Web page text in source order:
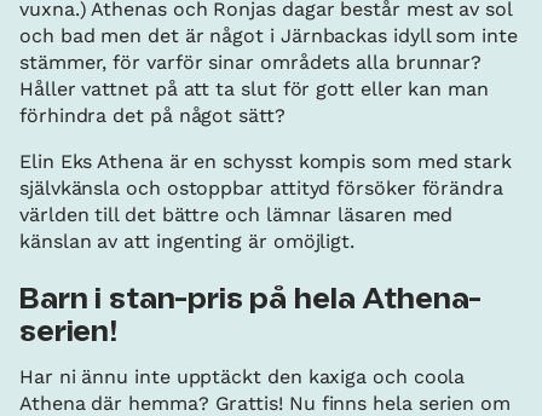
vuxna.) Athenas och Ronjas dagar består mest av sol
och bad men det är något i Järnbackas idyll som inte
stämmer, för varför sinar områdets alla brunnar?
Håller vattnet på att ta slut för gott eller kan man
förhindra det på något sätt?
Elin Eks Athena är en schysst kompis som med stark
självkänsla och ostoppbar attityd försöker förändra
världen till det bättre och lämnar läsaren med
känslan av att ingenting är omöjligt.
Barn i stan-pris på hela Athena-
serien!
Har ni ännu inte upptäckt den kaxiga och coola
Athena där hemma? Grattis! Nu finns hela serien om